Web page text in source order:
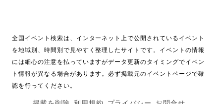
全国イベント検索は、インターネット上で公開されているイベント
を地域別、時間別で見やすく整理したサイトです。イベントの情報
には細心の注意を払っていますがデータ更新のタイミングでイベン
ト情報が異なる場合があります。必ず掲載元のイベントページで確
認を行ってください。